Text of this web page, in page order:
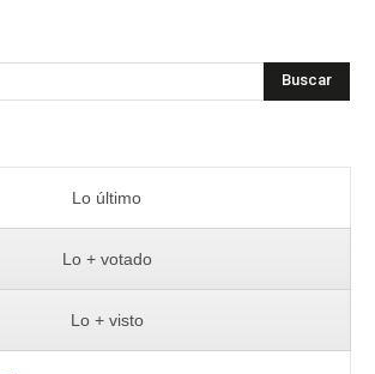
Buscar
Lo último
Lo + votado
Lo + visto